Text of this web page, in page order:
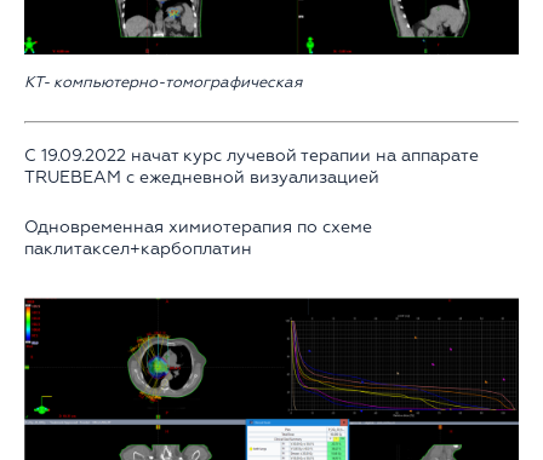
КТ- компьютерно-томографическая
С 19.09.2022 начат курс лучевой терапии на аппарате
TRUEBEAM с ежедневной визуализацией
Одновременная химиотерапия по схеме
паклитаксел+карбоплатин